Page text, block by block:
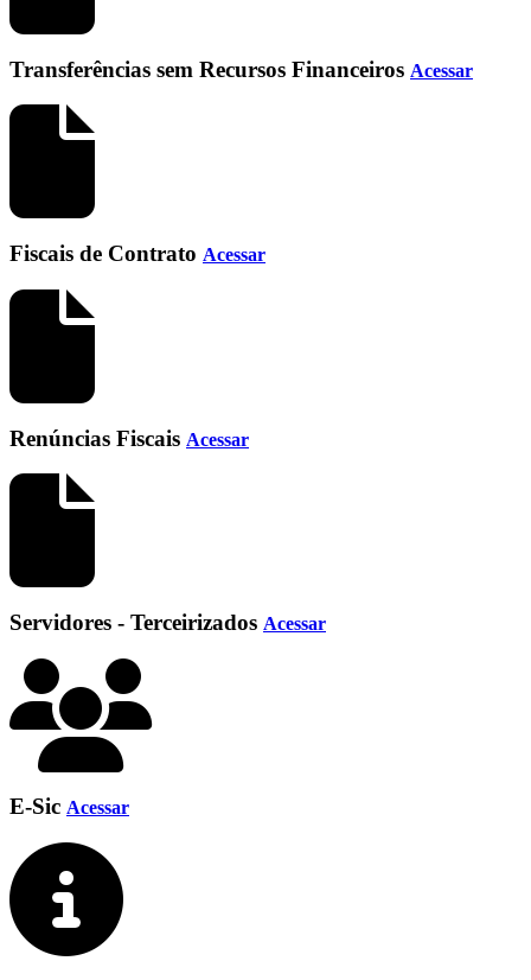
Transferências sem Recursos Financeiros Acessar
Fiscais de Contrato Acessar
Renúncias Fiscais Acessar
Servidores - Terceirizados Acessar
E-Sic Acessar